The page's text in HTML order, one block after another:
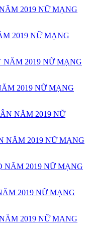
2019 NỮ MẠNG
2019 NỮ MẠNG
NĂM 2019 NỮ MẠNG
2019 NỮ MẠNG